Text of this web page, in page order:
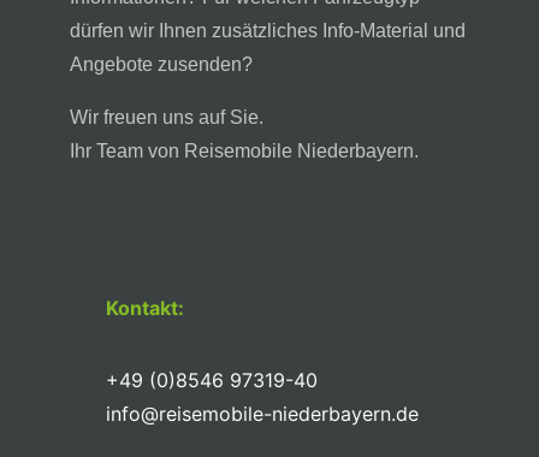
dürfen wir Ihnen zusätzliches Info-Material und
Angebote zusenden?
Wir freuen uns auf Sie.
Ihr Team von Reisemobile Niederbayern.
Kontakt:
+49 (0)8546 97319-40
info@reisemobile-niederbayern.de